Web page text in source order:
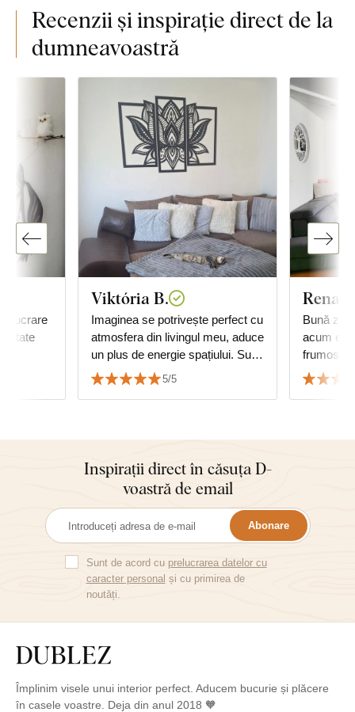
Recenzii și inspirație direct de la
dumneavoastră
Viktória B.
Imaginea se potrivește perfect cu
atmosfera din livingul meu, aduce
un plus de energie spațiului. Sunt
foarte mulțumit de calitate și de
serviciu.
5/5
Bună
acum
frumos. Se vede de asemenea și
copacul
Inspirații direct în căsuța D-
voastră de email
Abonare
Sunt de acord cu prelucrarea datelor cu
caracter personal și cu primirea de
noutăți.
Împlinim visele unui interior perfect. Aducem bucurie și plăcere
în casele voastre. Deja din anul 2018 🧡